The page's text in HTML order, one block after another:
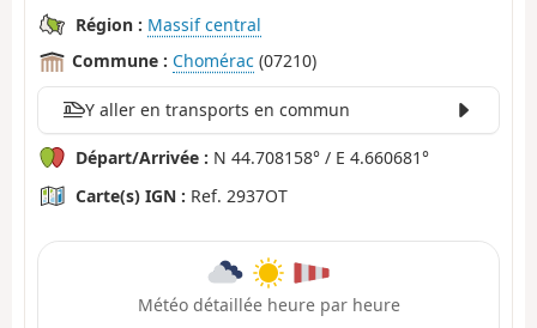
Région : Massif central
Commune : Chomérac (07210)
Y aller en transports en commun
Départ/Arrivée : N 44.708158° / E 4.660681°
Carte(s) IGN : Ref. 2937OT
Météo détaillée heure par heure